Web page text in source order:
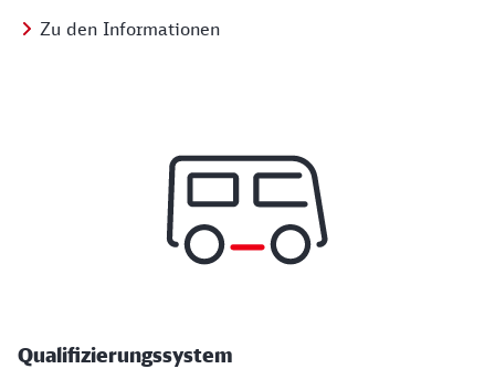
Zu den Informationen
Qualifizierungssystem